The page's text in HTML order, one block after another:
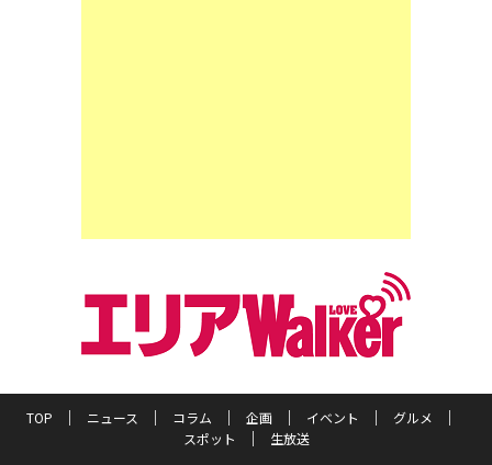
TOP ニュース コラム 企画 イベント
グルメ
スポット
生放送